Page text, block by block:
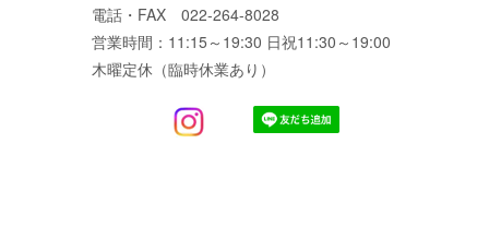
電話・FAX 022-264-8028
営業時間：11:15～19:30 日祝11:30～19:00
木曜定休（臨時休業あり）